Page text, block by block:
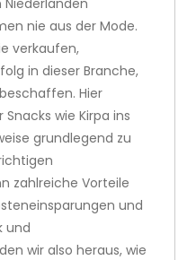
nie aus der Mode.
verkaufen,
in dieser Branche,
Hier
wie Kirpa ins
grundlegend zu
zahlreiche Vorteile
und
und
wir also heraus, wie